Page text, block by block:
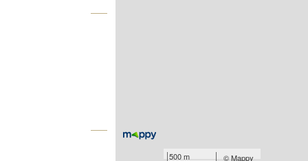
500 m ©Mappy
Équipements